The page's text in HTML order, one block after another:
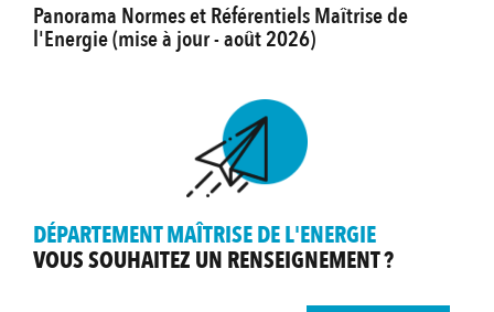
Panorama Normes et Référentiels Maîtrise de
l'Energie (mise à jour - août 2026)
DÉPARTEMENT MAÎTRISE DE L'ENERGIE
VOUS SOUHAITEZ UN RENSEIGNEMENT ?